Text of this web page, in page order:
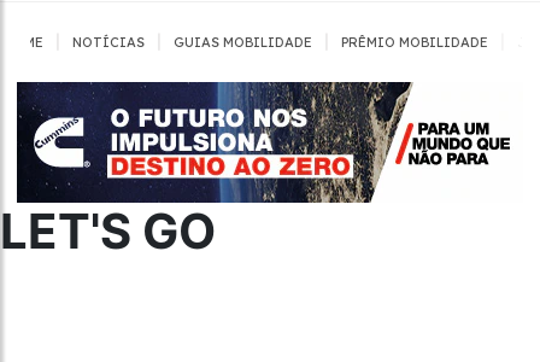
HOME NOTÍCIAS GUIAS MOBILIDADE PRÊMIO MOBILIDADE
LET'S GO